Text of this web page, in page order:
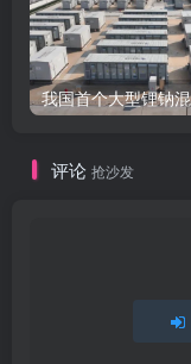
评论 抢沙发